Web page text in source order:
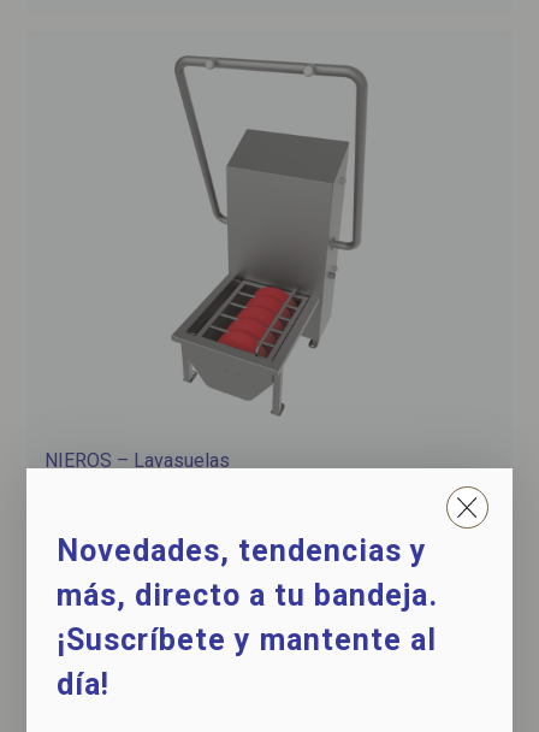
NIEROS – Lavasuelas
Novedades, tendencias y
más, directo a tu bandeja.
¡Suscríbete y mantente al
día!